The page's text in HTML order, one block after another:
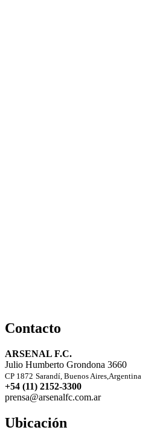
Contacto
ARSENAL F.C.
Julio Humberto Grondona 3660
CP 1872 Sarandí, Buenos Aires,Argentina
+54 (11) 2152-3300
prensa@arsenalfc.com.ar
Ubicación